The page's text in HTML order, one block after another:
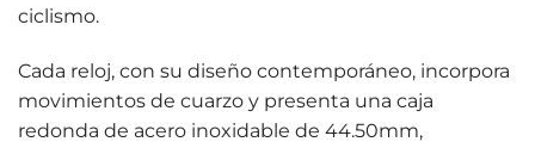
ciclismo.
Cada reloj, con su diseño contemporáneo, incorpora
movimientos de cuarzo y presenta una caja
redonda de acero inoxidable de 44.50mm,